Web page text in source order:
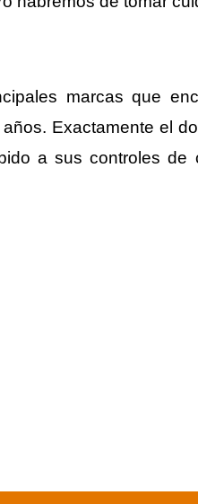
marcas que
Exactamente el
a sus controles de